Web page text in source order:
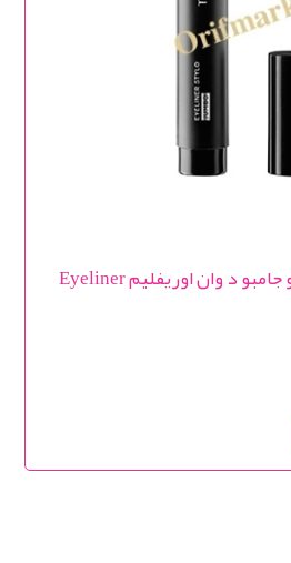
خط چشم ماژیکی استایلو جامبو د وان اوریفلیم Eyeliner